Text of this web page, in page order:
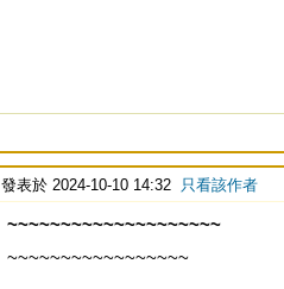
發表於 2024-10-10 14:32 只看該作者
~~~~~~~~~~~~~~~~~~~~
~~~~~~~~~~~~~~~~~